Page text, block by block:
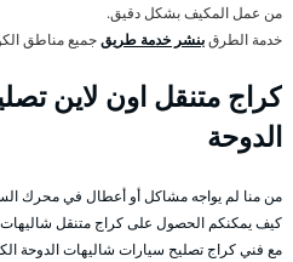
من عمل المكيف بشكل دقيق.
خدمة الطرقبنشر خدمة طريقجميع مناطق
كراج متنقل اون لاين
الدوحة
من منا لم يواجه مشاكل أو أعطال في محرك
كيف يمكنكم الحصول على كراج متنقل
مع فني كراج تصليح سيارات شاليهات الدوحة